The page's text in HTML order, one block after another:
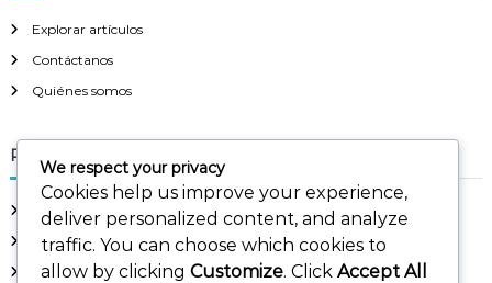
Explorar artículos
Contáctanos
Quiénes somos
Publicaciones recientes
Gol de chilena en fútbol: acrobacias, sincronización, ejecución
El Gol de Curler de Roberto Carlos: Técnica, Sorpresa, Belleza
Objetivo de Tiro Largo: Distancia, Precisión, Técnica
We respect your privacy
Cookies help us improve your experience,
deliver personalized content, and analyze
traffic. You can choose which cookies to
allow by clicking Customize. Click Accept All